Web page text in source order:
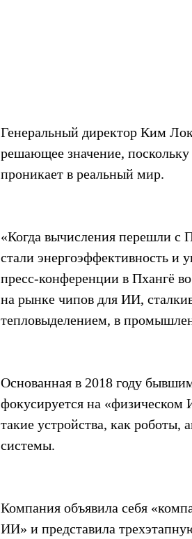
Генеральный директор Ким
решающее значение,
проникает в реальный мир.
«Когда вычисления перешли с
стали энергоэффективность и
пресс-конференции в Пхангё
на рынке чипов для ИИ,
тепловыделением, в
Основанная в 2018 году
фокусируется на
такие устройства, как роботы,
системы.
Компания объявила себя
ИИ» и представила